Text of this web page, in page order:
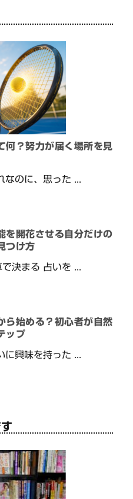
何？努力が届く場所を見
のに、思った ...
を開花させる自分だけの
つけ方
決まる 占いを ...
ら始める？初心者が自然
ップ
興味を持った ...